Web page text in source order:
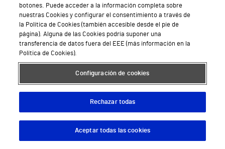
Descargar App
botones. Puede acceder a la información completa sobre
nuestras Cookies y configurar el consentimiento a través de
la Política de Cookies (también accesible desde el pie de
página). Alguna de las Cookies podría suponer una
transferencia de datos fuera del EEE (más información en la
Política de Cookies).
Configuración de cookies
Rechazar todas
Aceptar todas las cookies